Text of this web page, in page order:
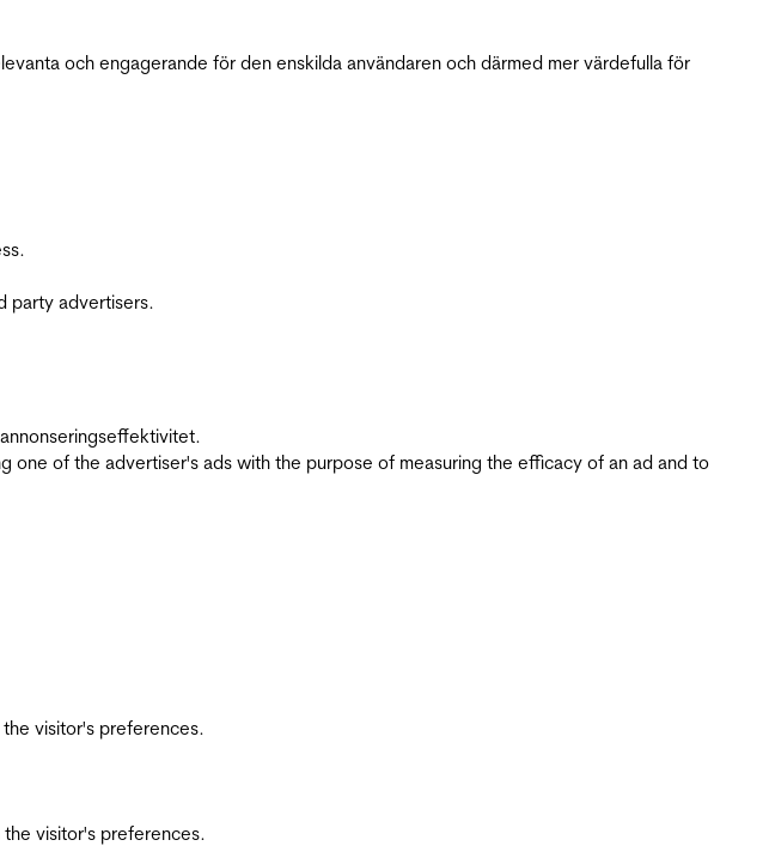
och engagerande för den enskilda användaren och därmed mer värdefulla för
party advertisers.
of the advertiser's ads with the purpose of measuring the efficacy of an ad and to
visitor's preferences.
visitor's preferences.